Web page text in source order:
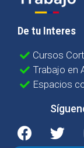
De tu Interes
Cursos
Trabajo en
Espacios